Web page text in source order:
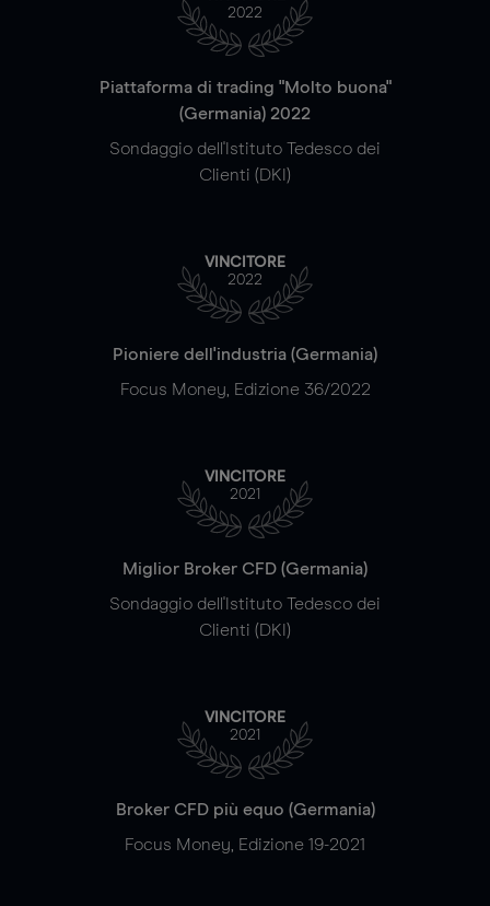
2022
Piattaforma di trading "Molto buona"
(Germania) 2022
Sondaggio dell'Istituto Tedesco dei
Clienti (DKI)
VINCITORE
2022
Pioniere dell'industria (Germania)
Focus Money, Edizione 36/2022
VINCITORE
2021
Miglior Broker CFD (Germania)
Sondaggio dell'Istituto Tedesco dei
Clienti (DKI)
VINCITORE
2021
Broker CFD più equo (Germania)
Focus Money, Edizione 19-2021